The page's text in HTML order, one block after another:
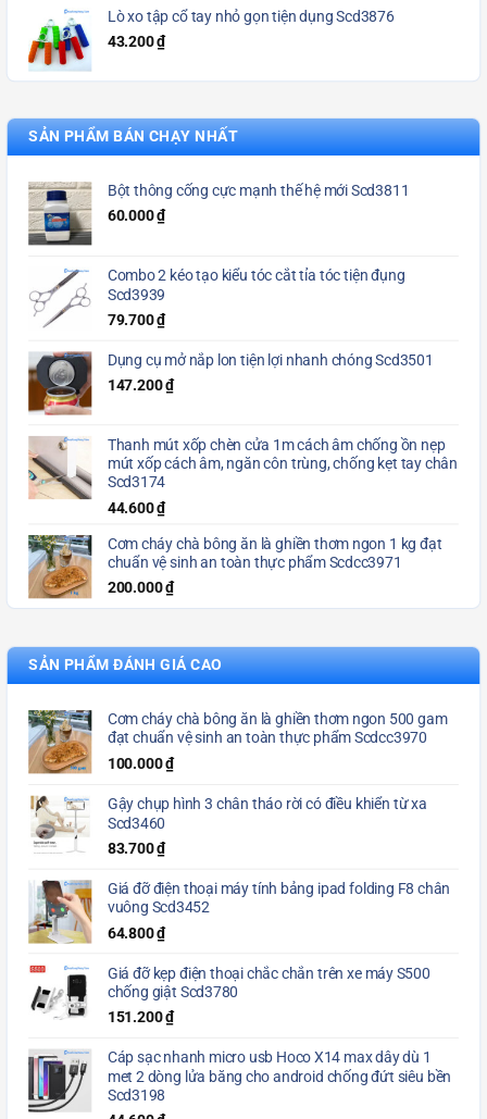
Lò xo tập cổ tay nhỏ gọn tiện dụng Scd3876
43.200₫
SẢN PHẨM BÁN CHẠY NHẤT
Bột thông cống cực mạnh thế hệ mới Scd3811
60.000₫
Combo 2 kéo tạo kiểu tóc cắt tỉa tóc tiện đụng
Scd3939
79.700₫
Dụng cụ mở nắp lon tiện lợi nhanh chóng Scd3501
147.200₫
Thanh mút xốp chèn cửa 1m cách âm chống ồn nẹp
mút xốp cách âm, ngăn côn trùng, chống kẹt tay chân
Scd3174
44.600₫
Cơm cháy chà bông ăn là ghiền thơm ngon 1 kg đạt
chuẩn vệ sinh an toàn thực phẩm Scdcc3971
200.000₫
SẢN PHẨM ĐÁNH GIÁ CAO
Cơm cháy chà bông ăn là ghiền thơm ngon 500 gam
đạt chuẩn vệ sinh an toàn thực phẩm Scdcc3970
100.000₫
Gậy chụp hình 3 chân tháo rời có điều khiển từ xa
Scd3460
83.700₫
Giá đỡ điện thoại máy tính bảng ipad folding F8 chân
vuông Scd3452
64.800₫
Giá đỡ kẹp điện thoại chắc chắn trên xe máy S500
chống giật Scd3780
151.200₫
Cáp sạc nhanh micro usb Hoco X14 max dây dù 1
met 2 dòng lửa băng cho android chống đứt siêu bền
Scd3198